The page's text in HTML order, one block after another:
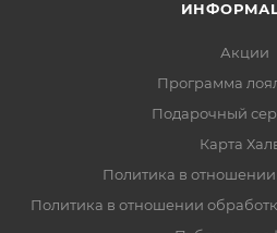
Акции
Программа
Подарочный
Карта
Политика в
Политика в отношении